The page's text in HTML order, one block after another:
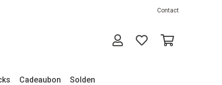
Contact
Cadeaubon Solden